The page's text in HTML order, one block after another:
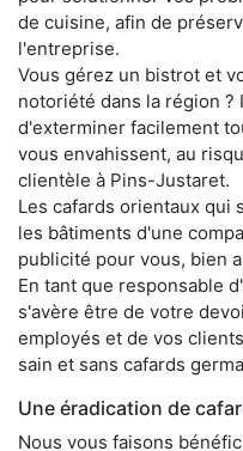
de cuisine, afin de
l'entreprise.
Vous gérez un bistrot et
notoriété dans la région ?
d'exterminer facilement
vous envahissent, au
clientèle à Pins-Justaret.
Les cafards orientaux qui
les bâtiments d'une
publicité pour vous, bien
En tant que responsable
s'avère être de votre
employés et de vos
sain et sans cafards
Une éradication de
Nous vous faisons